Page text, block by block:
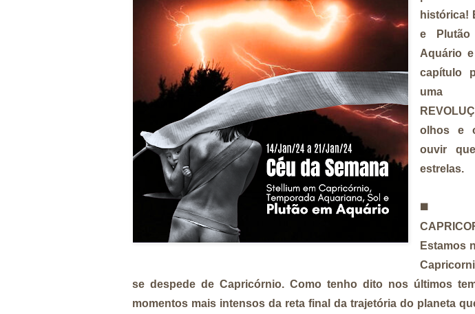
histórica!
e
Aquário
capítulo
uma
olhos e
ouvir
estrelas.
Estamos
se despede de Capricórnio. Como tenho dito nos últimos
momentos mais intensos da reta final da trajetória do planeta